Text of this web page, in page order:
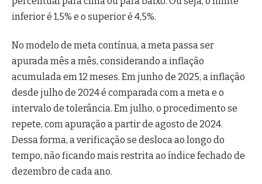
inferior é 1,5% e o superior é 4,5%.
No modelo de meta contínua, a meta passa ser
apurada mês a mês, considerando a inflação
acumulada em 12 meses. Em junho de 2025, a inflação
desde julho de 2024 é comparada com a meta e o
intervalo de tolerância. Em julho, o procedimento se
repete, com apuração a partir de agosto de 2024.
Dessa forma, a verificação se desloca ao longo do
tempo, não ficando mais restrita ao índice fechado de
dezembro de cada ano.